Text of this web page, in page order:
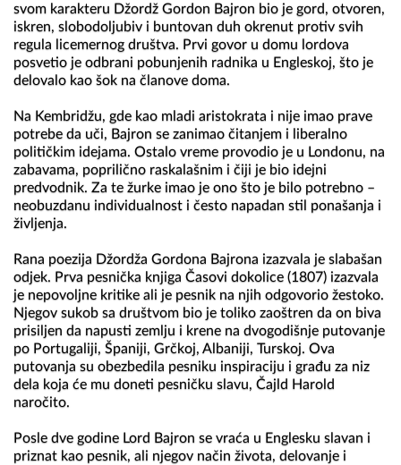
svom karakteru Džordž Gordon Bajron bio je gord, otvoren,
iskren, slobodoljubiv i buntovan duh okrenut protiv svih
regula licemernog društva. Prvi govor u domu lordova
posvetio je odbrani pobunjenih radnika u Engleskoj, što je
delovalo kao šok na članove doma.
Na Kembridžu, gde kao mladi aristokrata i nije imao prave
potrebe da uči, Bajron se zanimao čitanjem i liberalno
političkim idejama. Ostalo vreme provodio je u Londonu, na
zabavama, poprilično raskalašnim i čiji je bio idejni
predvodnik. Za te žurke imao je ono što je bilo potrebno –
neobuzdanu individualnost i često napadan stil ponašanja i
življenja.
Rana poezija Džordža Gordona Bajrona izazvala je slabašan
odjek. Prva pesnička knjiga Časovi dokolice (1807) izazvala
je nepovoljne kritike ali je pesnik na njih odgovorio žestoko.
Njegov sukob sa društvom bio je toliko zaoštren da on biva
prisiljen da napusti zemlju i krene na dvogodišnje putovanje
po Portugaliji, Španiji, Grčkoj, Albaniji, Turskoj. Ova
putovanja su obezbedila pesniku inspiraciju i građu za niz
dela koja će mu doneti pesničku slavu, Čajld Harold
naročito.
Posle dve godine Lord Bajron se vraća u Englesku slavan i
priznat kao pesnik, ali njegov način života, delovanje i